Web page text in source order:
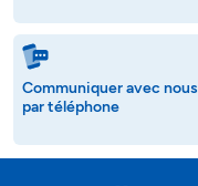
Communiquer avec nous
par téléphone